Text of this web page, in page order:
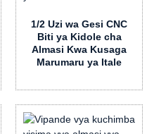
1/2 Uzi wa Gesi CNC
Biti ya Kidole cha
Almasi Kwa Kusaga
Marumaru ya Itale